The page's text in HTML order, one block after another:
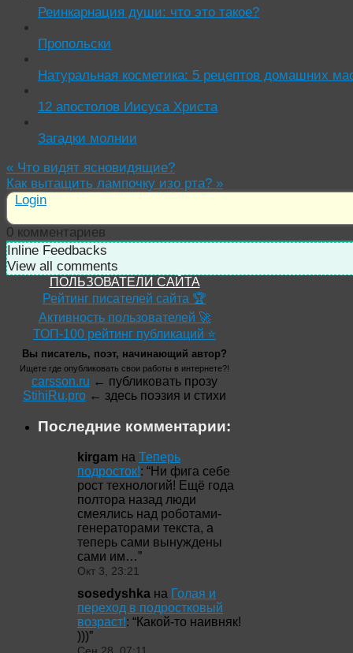
Реинкарнация души: что это такое?
Пропольски
Натуральная косметика: 5 рецептов домашних
12 апостолов Иисуса Христа
Загадки молнии
« Что видят ясновидящие?
Как вытащить лампочку изо рта? »
Login
0 комментариев
Inline Feedbacks
View all comments
ПОЛЬЗОВАТЕЛИ САЙТА
Рейтинг писателей сайта 🏆
Активность пользователей 🚀
ТОП-100 рейтинг публикаций ⭐
Вы писатель, поэт, начинающий автор?
Ищете где опубликовать свои работы в интернете?!
carsson.ru ← публиковать прозу
StihiRu.pro ← здесь поэзия и стихи
Последние комментарии:
kirgam на Теперь
подросток!: “Ни фига себе
рост технологий! Ещё года
полтора назад люди
смеялись над роботами-
генераторами текста, а
теперь сами вынуждены
сами им…”
Окт 3, 23:21
sosedyshka на Голая и
переход в подростковый
возраст!: “Какой-то наивняк!
)))”